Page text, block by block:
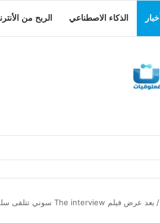
أخبار الذكاء الاصطناعي الربح من
/ بعد عرض فيلم The interview سوني تتلقى سلسلة من الهجمات الالكترونية